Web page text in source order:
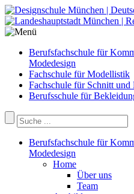
Berufsfachschule für
Modedesign
Fachschule für Modellistik
Fachschule für Schnitt
Berufsschule für
Berufsfachschule für
Modedesign
Home
Über uns
Team